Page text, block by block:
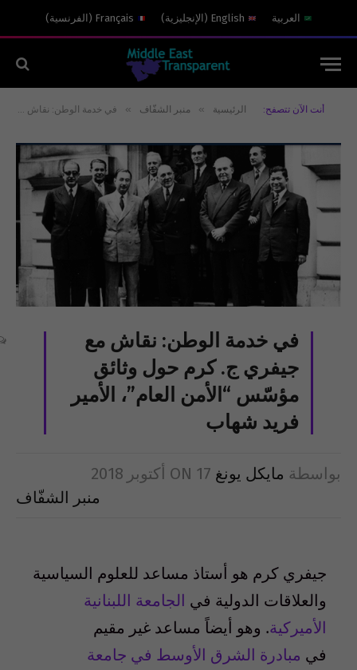
العربية English
( الإنجليزية)
Français
( الفرنسية)
أنت الآن تتصفح: الرئيسية » منبر الشفّاف » في خدمة الوطن: نقاش مع جيفري ج. كرم حول وثائق مؤسّس “الأمن العام”، الأمير فريد شهاب
في خدمة الوطن: نقاش مع
جيفري ج. كرم حول وثائق
مؤسّس “الأمن العام”، الأمير
فريد شهاب
بواسطة مايكل يونغ ON 17 أكتوبر 2018
منبر الشفّاف
جيفري كرم هو أستاذ مساعد للعلوم السياسية
والعلاقات الدولية في الجامعة اللبنانية
الأميركية. وهو أيضاً مساعد غير مقيم
في مبادرة الشرق الأوسط في جامعة